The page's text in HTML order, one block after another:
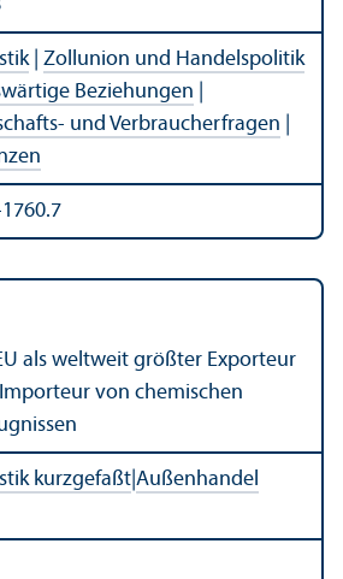
| Zollunion und Handels­politik
Beziehungen
und Verbraucherfragen
als weltweit größter Exporteur
von chemischen
kurzgefaßt Außen­handel